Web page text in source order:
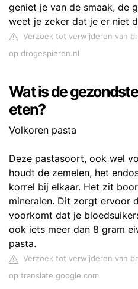
geniet je van de smaak, de
weet je zeker dat je er niet
Verzoek tot verwijderen van
op drogespieren.nl
Wat is de
eten?
Volkoren pasta
Deze pastasoort, ook wel
houdt de zemelen, het
korrel bij elkaar. Het zit
mineralen. Dit zorgt ervoor
voorkomt dat je
ook iets meer dan 8 gram
pasta.
Verzoek tot verwijderen van
op translate.google.com